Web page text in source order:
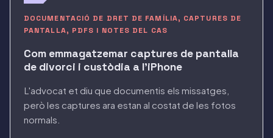
DOCUMENTACIÓ DE DRET DE FAMÍLIA, CAPTURES DE
PANTALLA, PDFS I NOTES DEL CAS
Com emmagatzemar captures de pantalla
de divorci i custòdia a l'iPhone
L'advocat et diu que documentis els missatges,
però les captures ara estan al costat de les fotos
normals.